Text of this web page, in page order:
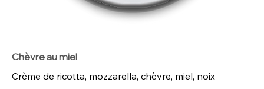
Chèvre au miel
Crème de ricotta, mozzarella, chèvre, miel, noix